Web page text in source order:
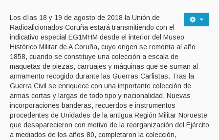
Los días 18 y 19 de agosto de 2018 la Unión de
Radioaficionados Coruña estará transmitiendo con el
indicativo especial EG1MHM desde el interior del Museo
Histórico Militar de A Coruña, cuyo origen se remonta al año
1858, cuando se constituye una colección a escala de
maquetas de piezas, carruajes y máquinas que se suman al
armamento recogido durante las Guerras Carlistas. Tras la
Guerra Civil se enriquece con una importante colección de
armas cortas y largas de todo tipo y nacionalidad. Nuevas
incorporaciones banderas, recuerdos e instrumentos
procedentes de Unidades de la antigua Región Militar Noroeste
que desaparecieron con motivo de la reorganización del Ejército
a mediados de los años 80, completaron la colección,